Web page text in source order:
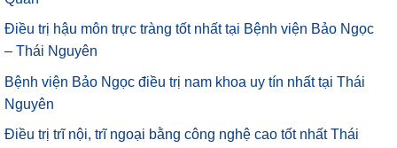
Điều trị hậu môn trực tràng tốt nhất tại Bệnh viện Bảo Ngọc
– Thái Nguyên
Bệnh viện Bảo Ngọc điều trị nam khoa uy tín nhất tại Thái
Nguyên
Điều trị trĩ nội, trĩ ngoại bằng công nghệ cao tốt nhất Thái